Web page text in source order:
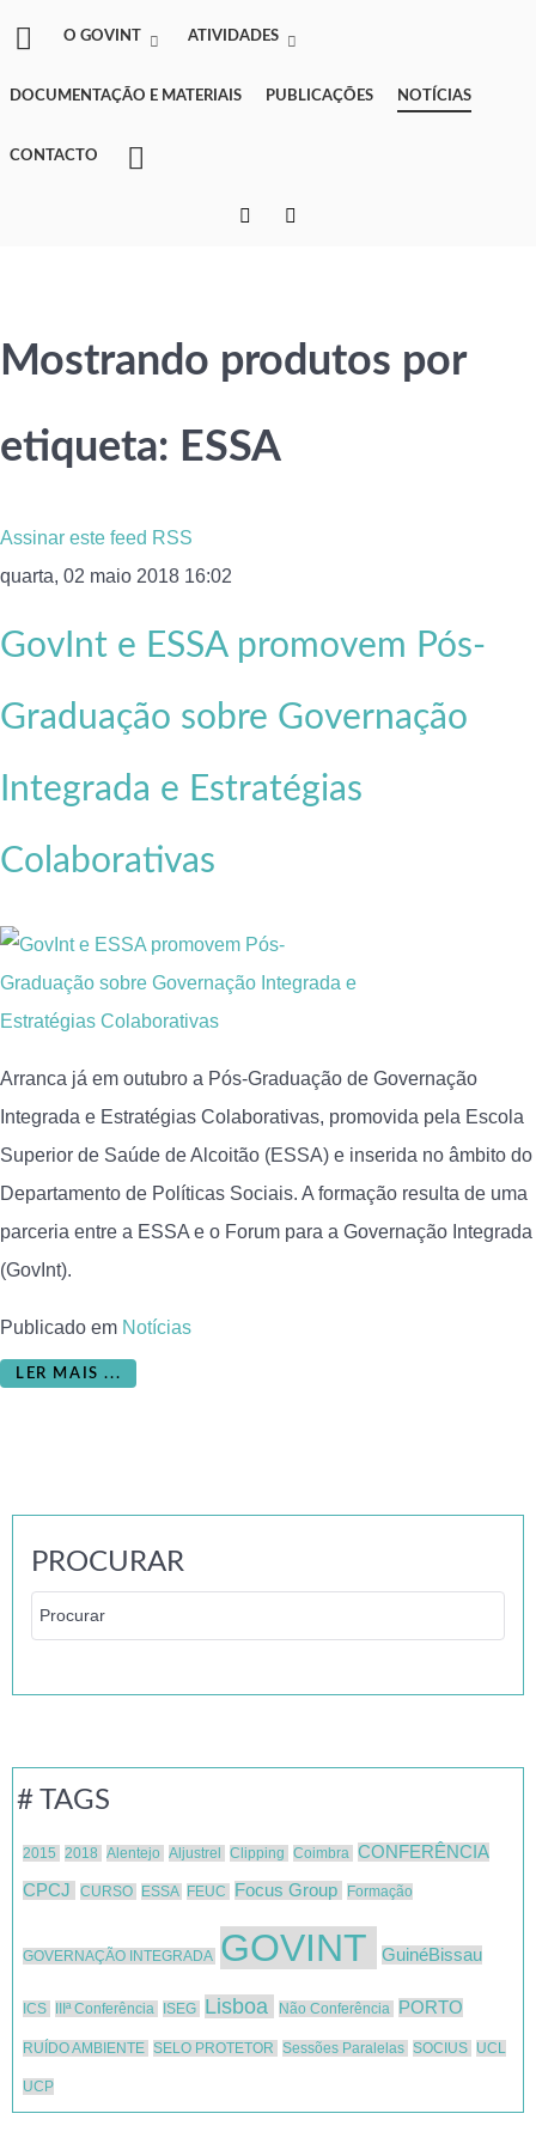
O GOVINT ATIVIDADES
DOCUMENTAÇÃO E MATERIAIS PUBLICAÇÕES NOTÍCIAS
CONTACTO
Mostrando produtos por
etiqueta: ESSA
Assinar este feed RSS
quarta, 02 maio 2018 16:02
GovInt e ESSA promovem Pós-
Graduação sobre Governação
Integrada e Estratégias
Colaborativas
Arranca já em outubro a Pós-Graduação de Governação
Integrada e Estratégias Colaborativas, promovida pela Escola
Superior de Saúde de Alcoitão (ESSA) e inserida no âmbito do
Departamento de Políticas Sociais. A formação resulta de uma
parceria entre a ESSA e o Forum para a Governação Integrada
(GovInt).
Publicado em Notícias
LER MAIS ...
PROCURAR
# TAGS
2015 2018 Alentejo Aljustrel Clipping Coimbra CONFERÊNCIA
CPCJ
CURSO ESSA FEUC Focus Group Formação
GOVERNAÇÃO INTEGRADA GOVINT GuinéBissau
ICS IIIª Conferência ISEG Lisboa Não Conferência PORTO
RUÍDO AMBIENTE SELO PROTETOR Sessões Paralelas SOCIUS UCL
UCP